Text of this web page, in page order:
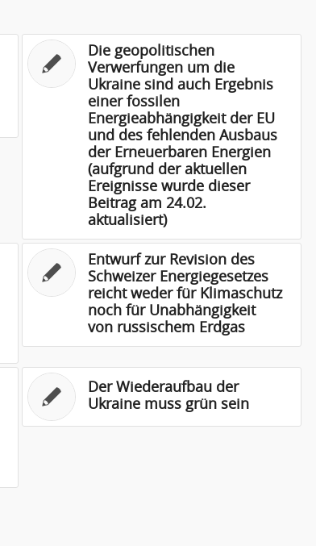
Die geopolitischen
Verwerfungen um die
Ukraine sind auch Ergebnis
einer fossilen
Energieabhängigkeit der EU
und des fehlenden Ausbaus
der Erneuerbaren Energien
(aufgrund der aktuellen
Ereignisse wurde dieser
Beitrag am 24.02.
aktualisiert)
Entwurf zur Revision des
Schweizer Energiegesetzes
reicht weder für Klimaschutz
noch für Unabhängigkeit
von russischem Erdgas
Der Wiederaufbau der
Ukraine muss grün sein